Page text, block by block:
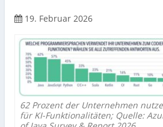
19. Februar 2026
62 Prozent der Unternehmen
für KI-Funktionalitäten; Quelle: